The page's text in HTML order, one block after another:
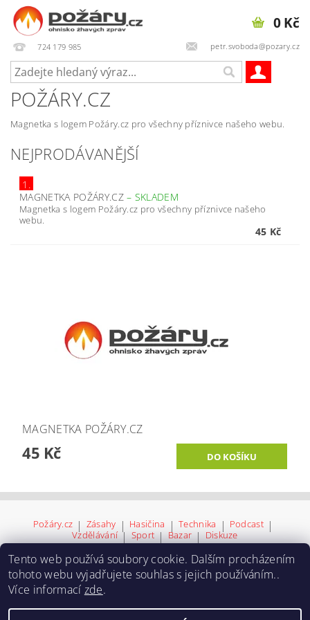
724 179 985 petr.svoboda@pozary.cz
0 Kč
POŽÁRY.CZ
Magnetka s logem Požáry.cz pro všechny příznivce našeho webu.
NEJPRODÁVANĚJŠÍ
1.
MAGNETKA POŽÁRY.CZ– SKLADEM
Magnetka s logem Požáry.cz pro všechny příznivce našeho
webu.
45 Kč
MAGNETKA POŽÁRY.CZ
45 Kč
Požáry.cz | Zásahy | Hasičina | Technika | Podcast |
Vzdělávání | Sport | Bazar | Diskuze
Tento web používá soubory cookie. Dalším procházením
tohoto webu vyjadřujete souhlas s jejich používáním..
Více informací zde.